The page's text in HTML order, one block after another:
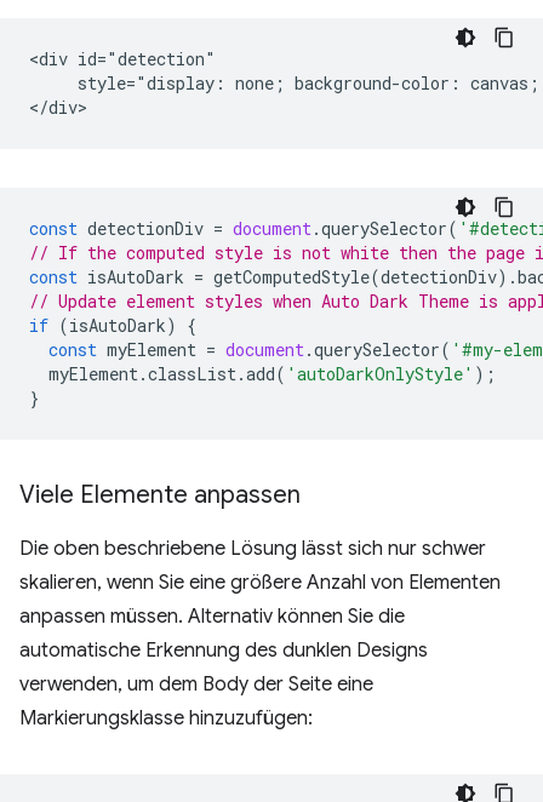
<div id="detection"
style="display: none; background-color:
const detectionDiv = document.querySelector(
// If the computed style is not white then the page
const isAutoDark = getComputedStyle(detectionDiv).
// Update element styles when Auto Dark Theme is
if (isAutoDark)
{
const myElement = document.querySelector( '#my-
myElement.classList.add( 'autoDarkOnlyStyle' );
}
Viele Elemente anpassen
Die oben beschriebene Lösung lässt sich nur schwer
skalieren, wenn Sie eine größere Anzahl von Elementen
anpassen müssen. Alternativ können Sie die
automatische Erkennung des dunklen Designs
verwenden, um dem Body der Seite eine
Markierungsklasse hinzuzufügen: